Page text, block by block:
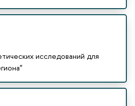
исследований для